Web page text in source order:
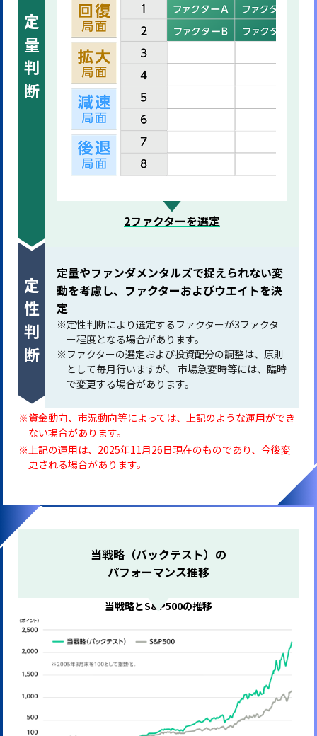
定量判断
2ファクターを選定
定性判断
定量やファンダメンタルズで捉えられない変
動を考慮し、 ファクターおよびウエイトを決
定
※定性判断により選定するファクターが3ファクタ
ー程度となる場合があります。
※ ファクターの選定および投資配分の調整は、原則
として毎月行いますが、 市場急変時等には、臨時
で変更する場合があります。
資金動向、市況動向等によっては、上記のような運用ができ
ない場合があります。
上記の運用は、2025年11月26日現在のものであり、今後変
更される場合があります。
当戦略（バックテスト）の
パフォーマンス推移
当戦略とS&P500の推移